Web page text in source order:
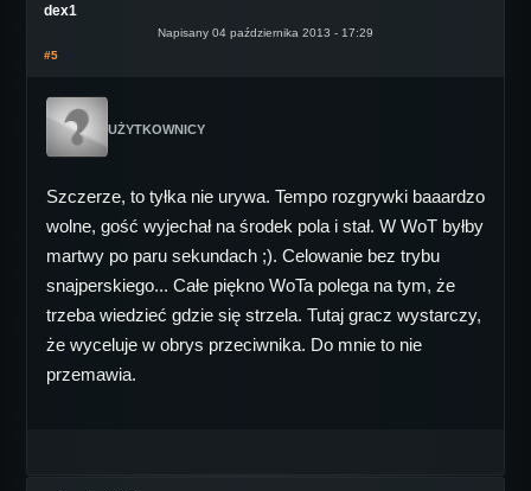
dex1
Napisany 04 października 2013 - 17:29
#5
UŻYTKOWNICY
Szczerze, to tyłka nie urywa. Tempo rozgrywki baaardzo
wolne, gość wyjechał na środek pola i stał. W WoT byłby
martwy po paru sekundach ;). Celowanie bez trybu
snajperskiego... Całe piękno WoTa polega na tym, że
trzeba wiedzieć gdzie się strzela. Tutaj gracz wystarczy,
że wyceluje w obrys przeciwnika. Do mnie to nie
przemawia.